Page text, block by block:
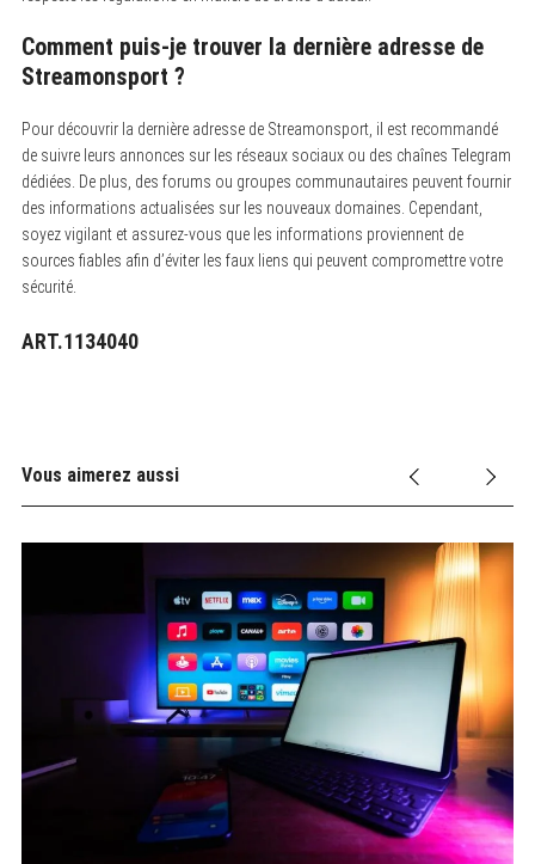
Comment puis-je trouver la dernière adresse de
Streamonsport ?
Pour découvrir la dernière adresse de Streamonsport, il est recommandé
de suivre leurs annonces sur les réseaux sociaux ou des chaînes Telegram
dédiées. De plus, des forums ou groupes communautaires peuvent fournir
des informations actualisées sur les nouveaux domaines. Cependant,
soyez vigilant et assurez-vous que les informations proviennent de
sources fiables afin d’éviter les faux liens qui peuvent compromettre votre
sécurité.
ART.1134040
Vous aimerez aussi